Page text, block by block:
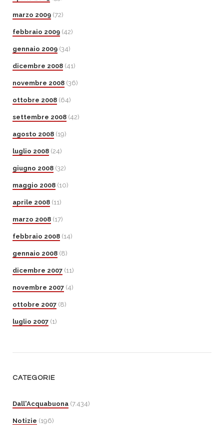
marzo 2009 (72)
febbraio 2009 (42)
gennaio 2009 (34)
dicembre 2008 (41)
novembre 2008 (36)
ottobre 2008 (64)
settembre 2008 (42)
agosto 2008 (19)
luglio 2008 (24)
giugno 2008 (32)
maggio 2008 (10)
aprile 2008 (11)
marzo 2008 (17)
febbraio 2008 (14)
gennaio 2008 (8)
dicembre 2007 (11)
novembre 2007 (4)
ottobre 2007 (8)
luglio 2007 (1)
CATEGORIE
Dall'Acquabuona (7.434)
Notizie (196)